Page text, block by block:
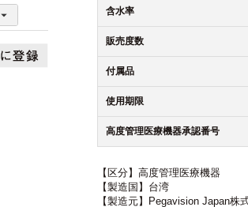
含水率
販売度数
付属品
使用期限
高度管理医療機器承認番号
【区分】高度管理医療機器
【製造国】台湾
【製造元】Pegavision Japan株